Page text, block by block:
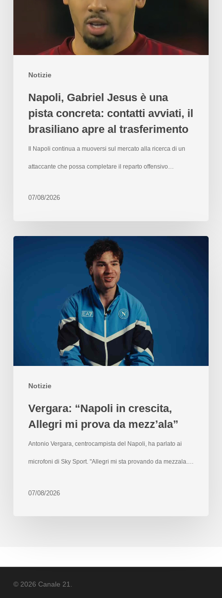
Notizie
Napoli, Gabriel Jesus è una
pista concreta: contatti avviati, il
brasiliano apre al trasferimento
Il Napoli continua a muoversi sul mercato alla ricerca di un
attaccante che possa completare il reparto offensivo…
07/08/2026
Notizie
Vergara: “Napoli in crescita,
Allegri mi prova da mezz’ala”
Antonio Vergara, centrocampista del Napoli, ha parlato ai
microfoni di Sky Sport. "Allegri mi sta provando da mezzala.…
07/08/2026
© 2026 Canale 21.